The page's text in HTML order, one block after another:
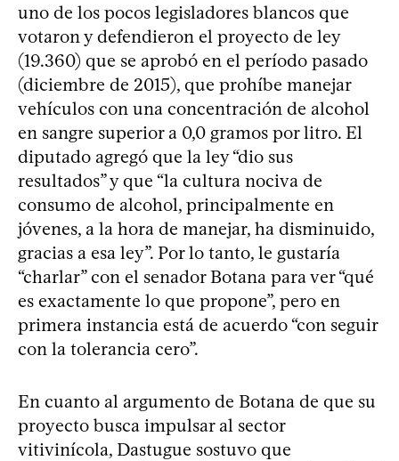
uno de los pocos legisladores blancos que
votaron y defendieron el proyecto de ley
(19.360) que se aprobó en el período pasado
(diciembre de 2015), que prohíbe manejar
vehículos con una concentración de alcohol
en sangre superior a 0,0 gramos por litro. El
diputado agregó que la ley “dio sus
resultados” y que “la cultura nociva de
consumo de alcohol, principalmente en
jóvenes, a la hora de manejar, ha disminuido,
gracias a esa ley”. Por lo tanto, le gustaría
“charlar” con el senador Botana para ver “qué
es exactamente lo que propone”, pero en
primera instancia está de acuerdo “con seguir
con la tolerancia cero”.
En cuanto al argumento de Botana de que su
proyecto busca impulsar al sector
vitivinícola, Dastugue sostuvo que